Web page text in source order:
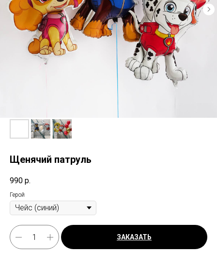
Щенячий патруль
990 р.
Герой
ЗАКАЗАТЬ